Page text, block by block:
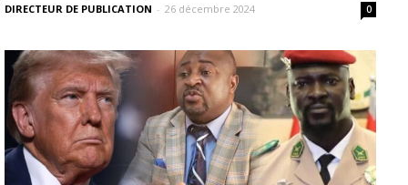
DIRECTEUR DE PUBLICATION - 26 décembre 2024 0